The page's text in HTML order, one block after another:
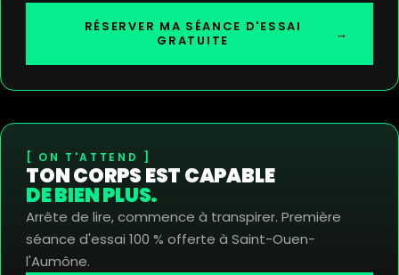
RÉSERVER MA SÉANCE D'ESSAI
GRATUITE
→
ON T'ATTEND
TON CORPS EST CAPABLE
DE BIEN PLUS.
Arrête de lire, commence à transpirer. Première
séance d'essai 100 % offerte à Saint-Ouen-
l'Aumône.